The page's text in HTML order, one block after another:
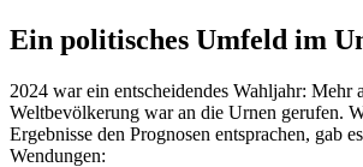
Ein politisches Umfeld im
2024 war ein entscheidendes Wahljahr: Mehr
Weltbevölkerung war an die Urnen gerufen.
Ergebnisse den Prognosen entsprachen, gab
Wendungen: